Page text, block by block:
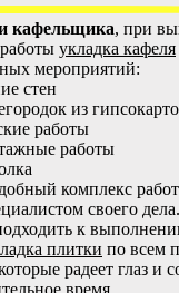
кафельщика, при
укладка кафеля
мероприятий:
стен
из
работы
работы
комплекс
своего
к
плитки по всем
радеет глаз и
время.